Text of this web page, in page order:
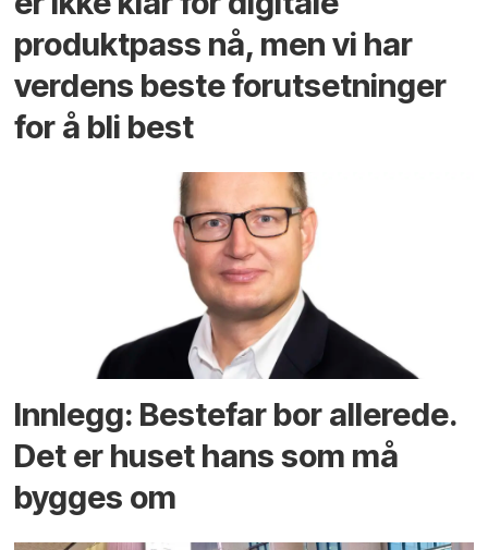
produktpass nå, men vi har
verdens beste forutsetninger
for å bli best
Innlegg: Bestefar bor allerede.
Det er huset hans som må
bygges om